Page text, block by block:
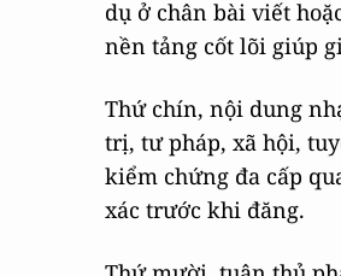
dụ ở chân bài viết
nền tảng cốt lõi giúp
Thứ chín, nội dung
trị, tư pháp, xã hội,
kiểm chứng đa cấp
xác trước khi đăng.